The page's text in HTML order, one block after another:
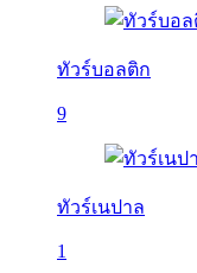
ทัวร์บอลติก
9
ทัวร์เนปาล
1